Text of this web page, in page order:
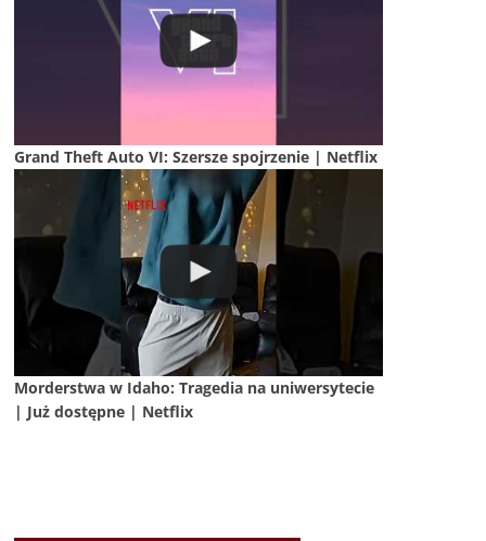
Grand Theft Auto VI: Szersze spojrzenie | Netflix
Morderstwa w Idaho: Tragedia na uniwersytecie
| Już dostępne | Netflix